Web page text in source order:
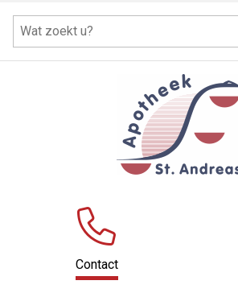
facebook
Contact